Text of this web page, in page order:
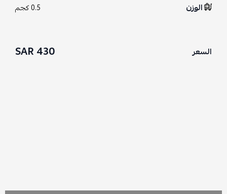
الوزن 0.5 كجم
السعر 430 SAR